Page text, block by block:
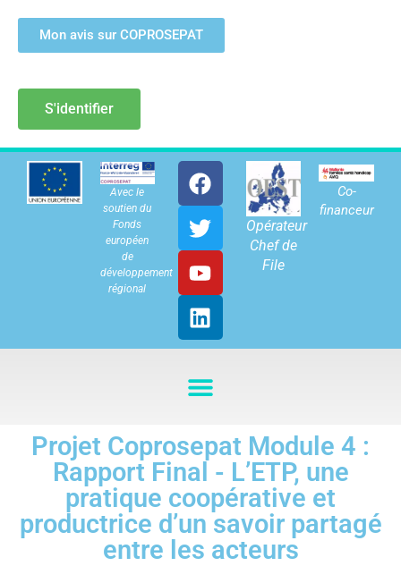
Mon avis sur COPROSEPAT
S'identifier
Avec le
soutien du
Fonds
européen
de
développement
régional
Opérateur
Chef de
File
Co-
financeur
Projet Coprosepat Module 4 :
Rapport Final - L’ETP, une
pratique coopérative et
productrice d’un savoir partagé
entre les acteurs